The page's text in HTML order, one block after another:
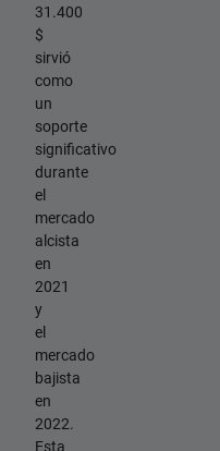
31.400
$
sirvió
como
un
soporte
significativo
durante
el
mercado
alcista
en
2021
y
el
mercado
bajista
en
2022.
Esta